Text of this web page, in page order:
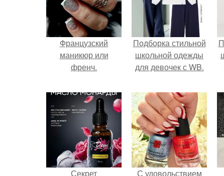
Французский
маникюр или
френч.
Подборка стильной
школьной одежды
для девочек с WB.
Секрет С удовольствием